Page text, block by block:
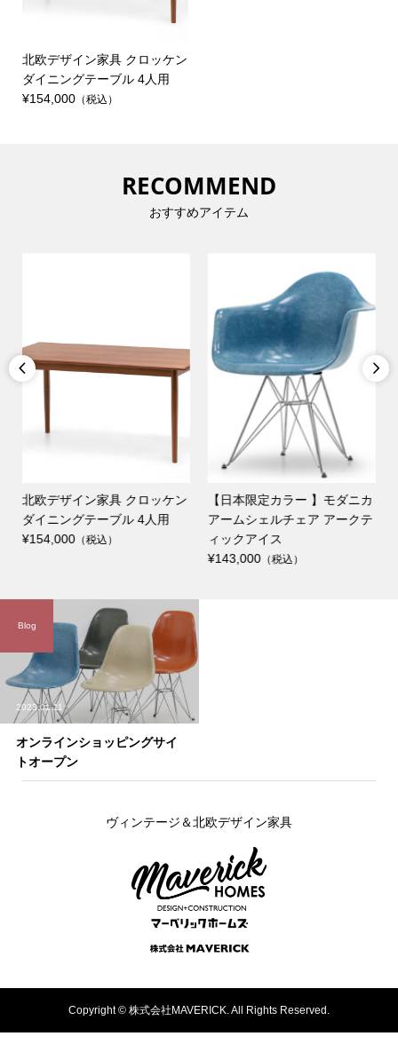
北欧デザイン家具 クロッケン
ダイニングテーブル 4人用
¥154,000（税込）
RECOMMEND
おすすめアイテム

北欧デザイン家具 クロッケン
ダイニングテーブル 4人用
¥154,000（税込）
【日本限定カラー 】モダニカ
アームシェルチェア アークテ
ィックアイス
¥143,000（税込）

2023.01.11
オンラインショッピングサイ
トオープン
Blog
ヴィンテージ＆北欧デザイン家具
Copyright © 株式会社MAVERICK. All Rights Reserved.